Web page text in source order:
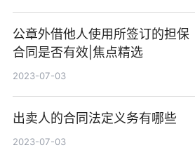
公章外借他人使用所签订的担保
合同是否有效|焦点精选
2023-07-03
出卖人的合同法定义务有哪些
2023-07-03